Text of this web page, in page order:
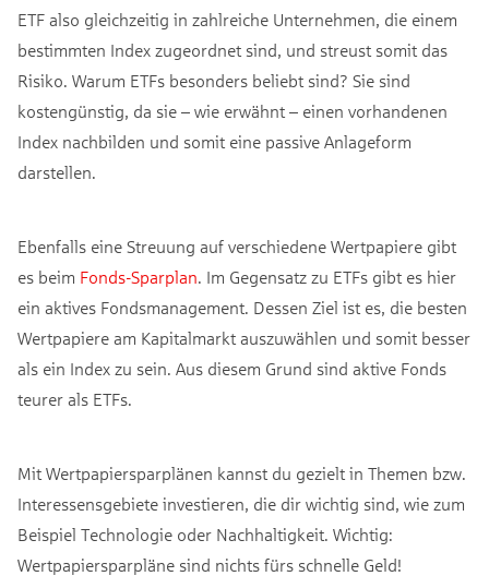
ETF also gleichzeitig in zahlreiche Unternehmen, die einem
bestimmten Index zugeordnet sind, und streust somit das
Risiko. Warum ETFs besonders beliebt sind? Sie sind
kostengünstig, da sie – wie erwähnt – einen vorhandenen
Index nachbilden und somit eine passive Anlageform
darstellen.
Ebenfalls eine Streuung auf verschiedene Wertpapiere gibt
es beim Fonds-Sparplan . Im Gegensatz zu ETFs gibt es hier
ein aktives Fondsmanagement. Dessen Ziel ist es, die besten
Wertpapiere am Kapitalmarkt auszuwählen und somit besser
als ein Index zu sein. Aus diesem Grund sind aktive Fonds
teurer als ETFs.
Mit Wertpapiersparplänen kannst du gezielt in Themen bzw.
Interessensgebiete investieren, die dir wichtig sind, wie zum
Beispiel Technologie oder Nachhaltigkeit. Wichtig:
Wertpapiersparpläne sind nichts fürs schnelle Geld!